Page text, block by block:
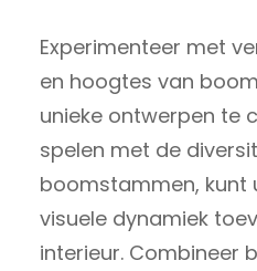
Experimenteer met
en hoogtes van
unieke ontwerpen te
spelen met de
boomstammen, kunt
visuele dynamiek
interieur. Combineer